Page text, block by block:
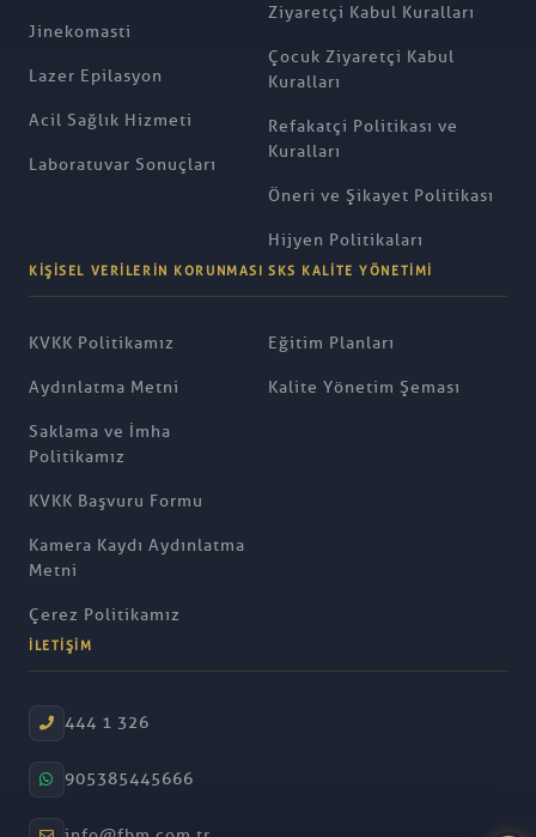
Jinekomasti
Lazer Epilasyon
Acil Sağlık Hizmeti
Laboratuvar Sonuçları
Ziyaretçi Kabul Kuralları
Çocuk Ziyaretçi Kabul
Kuralları
Refakatçi Politikası ve
Kuralları
Öneri ve Şikayet Politikası
Hijyen Politikaları
KIŞISEL VERILERIN KORUNMASI
KVKK Politikamız
Aydınlatma Metni
Saklama ve İmha
Politikamız
KVKK Başvuru Formu
Kamera Kaydı Aydınlatma
Metni
Çerez Politikamız
SKS KALITE YÖNETIMI
Eğitim Planları
Kalite Yönetim Şeması
İLETIŞIM
444 1 326
905385445666